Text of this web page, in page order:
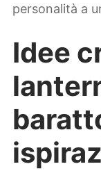
personalità a
Idee